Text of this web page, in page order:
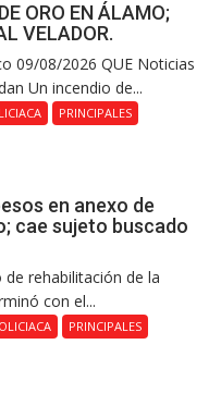
ORO EN ÁLAMO;
VELADOR.
09/08/2026 QUE Noticias
Un incendio de...
PRINCIPALES
en anexo de
cae sujeto buscado
rehabilitación de la
con el...
PRINCIPALES